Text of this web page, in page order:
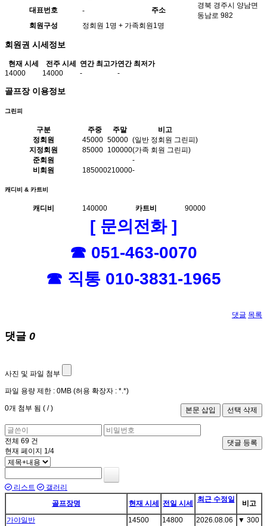
대표번호 - 주소
경북 경주시 양남면
동남로 982
회원구성
정회원 1명 + 가족회원1명
회원권 시세정보
현재 시세 전주 시세 연간 최고가연간 최저가
14000
14000 - -
골프장 이용정보
그린피
구분 주중 주말
비고
정회원
45000 50000 (일반 정회원 그린피)
지정회원
85000 100000(가족 회원 그린피)
준회원
-
비회원
185000210000-
캐디비 & 카트비
캐디비 140000 카트비 90000
[ 문의전화 ]
☎ 051-463-0070
☎ 직통 010-3831-1965
댓글 목록
댓글 0
사진 및 파일 첨부
파일 용량 제한 : 0MB (허용 확장자 : *.*)
0개 첨부 됨 ( /)
댓글 등록
전체 69 건
현재 페이지 1/4
리스트
갤러리
골프장명
현재 시세 전일 시세 최근 수정일
비고
가야일반
14500 14800 2026.08.06 ▼ 300